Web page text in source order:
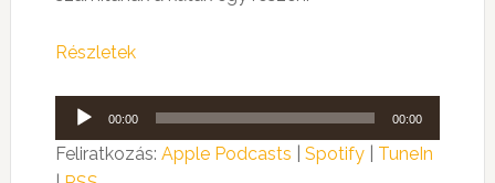
Részletek
Audió
lejátszó
00:00 00:00
Feliratkozás: Apple Podcasts Spotify| TuneIn